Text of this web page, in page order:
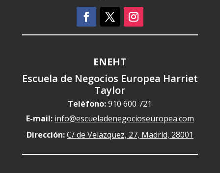
ENEHT
Escuela de Negocios Europea Harriet
Taylor
Teléfono:910 600 721
E-mail: info@escueladenegocioseuropea.com
Dirección:C/ de Velazquez, 27, Madrid, 28001